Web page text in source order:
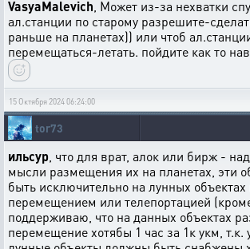
VasyaMalevich , Может из-за нехватки
ал.станции по старому разрешите-
раньше на планетах)) или чтоб
перемещаться-летать. пойдите как то
15 Октября 2024 06:24:00
tor73
ильсур , что для врат, алок или бирж -
мысли размещения их на планетах, эти
быть исключительно на лунных
перемещением или телепортацией
поддерживаю, что на данных объектах
перемещение хотябы 1 час за 1к укм, т.к.